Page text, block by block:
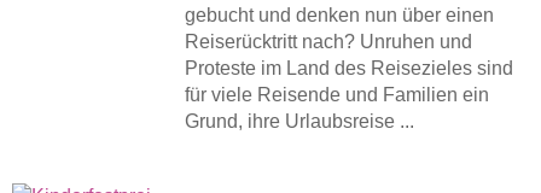
gebucht und denken nun über einen
Reiserücktritt nach? Unruhen und
Proteste im Land des Reisezieles sind
für viele Reisende und Familien ein
Grund, ihre Urlaubsreise ...